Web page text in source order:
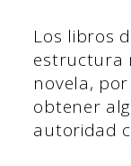
Los libros
estructura
novela,
obtener
autoridad